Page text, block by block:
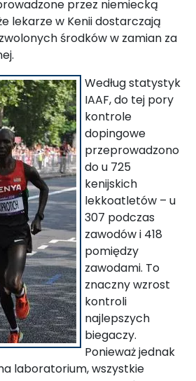
przez niemiecką
lekarze w Kenii dostarczają
środków w zamian za
Według statystyk
IAAF, do tej pory
kontrole
dopingowe
przeprowadzono
do u 725
kenijskich
lekkoatletów – u
307 podczas
zawodów i 418
pomiędzy
zawodami. To
znaczny wzrost
kontroli
najlepszych
biegaczy.
Ponieważ jednak
laboratorium, wszystkie